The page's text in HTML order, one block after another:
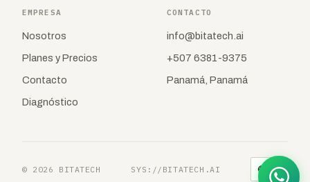
EMPRESA
Nosotros
Planes y Precios
Contacto
Diagnóstico
CONTACTO
info@bitatech.ai
+507 6381-9375
Panamá, Panamá
© 2026 BITATECH SYS://BITATECH.AI 🌐 ES▾